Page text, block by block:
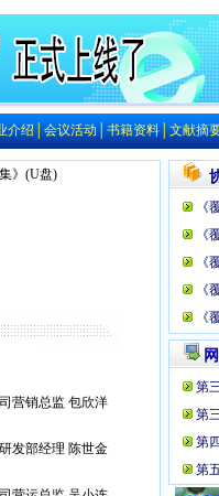
介绍│会议活动│书籍资料│文献摘
》(U盘)
总监 包欣洋
经理 陈世金
《
《
《
《
《
第
第
第
第